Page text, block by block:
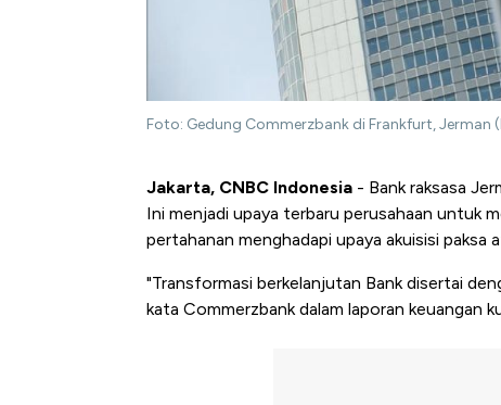
Foto: Gedung Commerzbank di Frankfurt, Jerman
Jakarta, CNBC Indonesia - Bank raksasa
Ini menjadi upaya terbaru perusahaan untuk
pertahanan menghadapi upaya akuisisi
"Transformasi berkelanjutan Bank disertai
kata Commerzbank dalam laporan keuangan